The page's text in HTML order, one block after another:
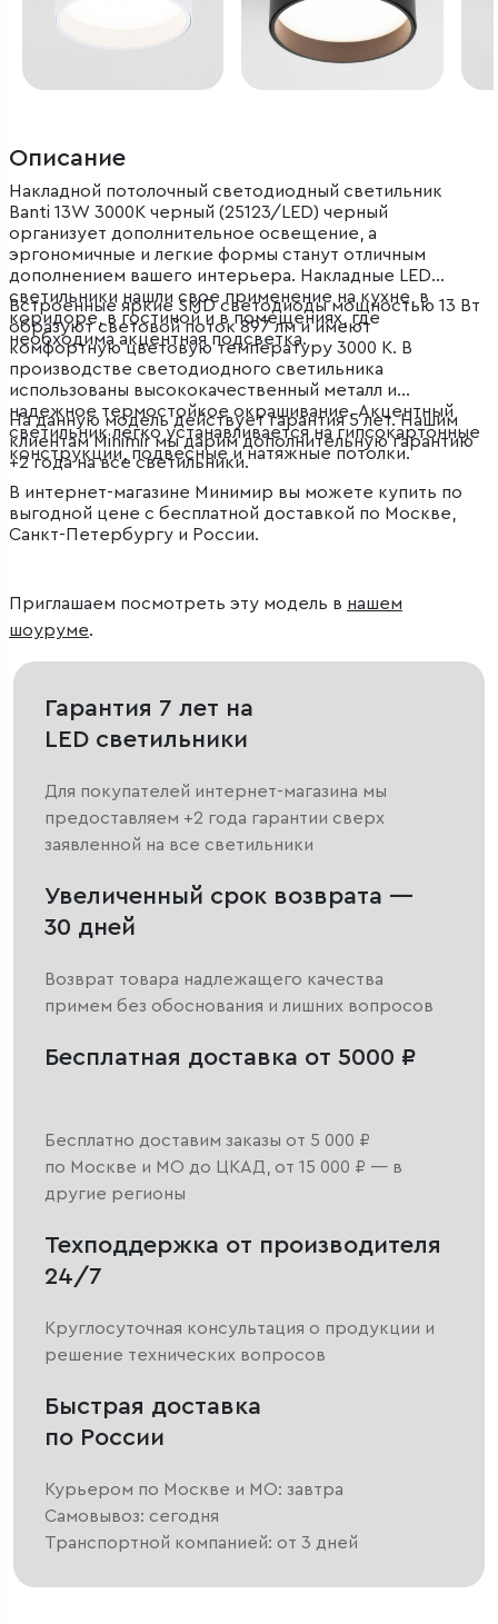
Описание
Накладной потолочный светодиодный светильник
Banti 13W 3000K черный (25123/LED) черный
организует дополнительное освещение, а
эргономичные и легкие формы станут отличным
дополнением вашего интерьера. Накладные LED
светильники нашли свое применение на кухне, в
коридоре, в гостиной и в помещениях, где
необходима акцентная подсветка.
Встроенные яркие SMD светодиоды мощностью 13 Вт
образуют световой поток 897 лм и имеют
комфортную цветовую температуру 3000 К. В
производстве светодиодного светильника
использованы высококачественный металл и
надежное термостойкое окрашивание. Акцентный
светильник легко устанавливается на гипсокартонные
конструкции, подвесные и натяжные потолки.
На данную модель действует гарантия 5 лет. Нашим
клиентам Minimir мы дарим дополнительную гарантию
+2 года на все светильники.
В интернет-магазине Минимир вы можете купить по
выгодной цене с бесплатной доставкой по Москве,
Санкт-Петербургу и России.
Приглашаем посмотреть эту модель в нашем
шоуруме.
Гарантия 7 лет на
LED светильники
Для покупателей интернет-магазина мы
предоставляем +2 года гарантии сверх
заявленной на все светильники
Увеличенный срок возврата —
30 дней
Возврат товара надлежащего качества
примем без обоснования и лишних вопросов
Бесплатная доставка от 5000 ₽
Бесплатно доставим заказы от 5 000 ₽
по Москве и МО до ЦКАД, от 15 000 ₽ — в
другие регионы
Техподдержка от производителя
24/7
Круглосуточная консультация о продукции и
решение технических вопросов
Быстрая доставка
по России
Курьером по Москве и МО: завтра
Самовывоз: сегодня
Транспортной компанией: от 3 дней